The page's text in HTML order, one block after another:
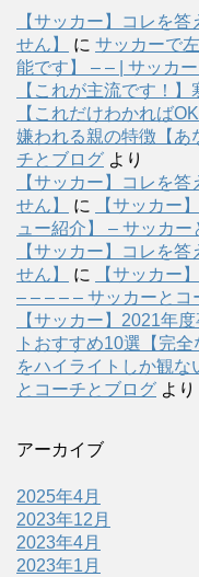
【サッカー】コレを
せん】
に サッカーで
能です】 – – | サッカ
【これが主流です！
【これだけわかればOK
嫌われる親の特徴【あ
チとブログ より
【サッカー】コレを
せん】
に
【サッカー
ュー紹介】 – サッカ
【サッカー】コレを
せん】
に
【サッカー
– – – – – サッカーとコ
【サッカー】2021年
トおすすめ10選【完全
をハイライトしか観な
とコーチとブログ より
アーカイブ
2025年4月
2023年12月
2023年4月
2023年1月